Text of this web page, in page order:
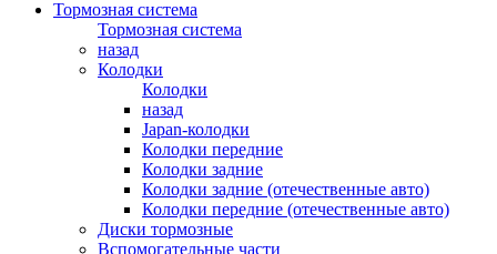
Тормозная система
Тормозная система
назад
Колодки
Колодки
назад
Japan-колодки
Колодки передние
Колодки задние
Колодки задние (отечественные авто)
Колодки передние (отечественные авто)
Диски тормозные
Вспомогательные части